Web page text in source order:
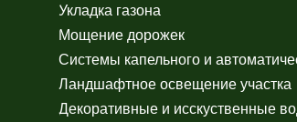
Обработка от тли
Борьба с кротами (дератизация)